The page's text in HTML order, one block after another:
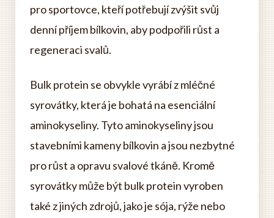
pro sportovce, kteří potřebují zvýšit svůj
denní příjem bílkovin, aby podpořili růst a
regeneraci svalů.
Bulk protein se obvykle vyrábí z mléčné
syrovátky, která je bohatá na esenciální
aminokyseliny. Tyto aminokyseliny jsou
stavebními kameny bílkovin a jsou nezbytné
pro růst a opravu svalové tkáně. Kromě
syrovátky může být bulk protein vyroben
také z jiných zdrojů, jako je sója, rýže nebo